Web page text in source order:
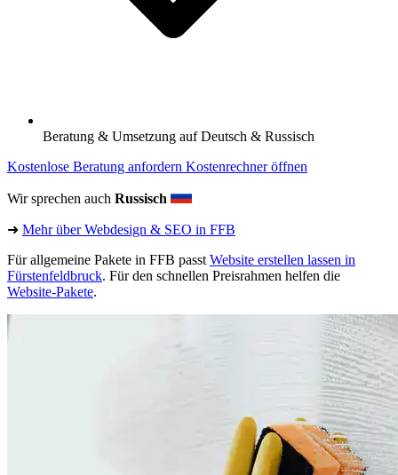
Beratung & Umsetzung auf Deutsch & Russisch
Kostenlose Beratung anfordern Kostenrechner öffnen
Wir sprechen auch Russisch
➜ Mehr über Webdesign & SEO in FFB
Für allgemeine Pakete in FFB passt Website erstellen lassen in
Fürstenfeldbruck. Für den schnellen Preisrahmen helfen die
Website-Pakete.